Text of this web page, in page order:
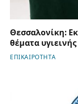
Θεσσαλονίκη:
θέματα
ΕΠΙΚΑΙΡΟΤΗΤΑ